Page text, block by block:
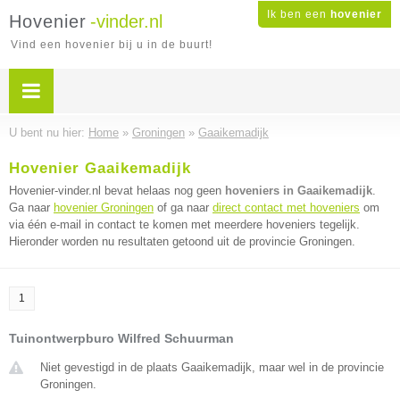
Ik ben een hovenier
Hovenier -vinder.nl
Vind een hovenier bij u in de buurt!
U bent nu hier: Home » Groningen » Gaaikemadijk
Hovenier Gaaikemadijk
Hovenier-vinder.nl bevat helaas nog geen hoveniers in Gaaikemadijk.
Ga naar hovenier Groningen of ga naar direct contact met hoveniers om
via één e-mail in contact te komen met meerdere hoveniers tegelijk.
Hieronder worden nu resultaten getoond uit de provincie Groningen.
1
Tuinontwerpburo Wilfred Schuurman
Niet gevestigd in de plaats Gaaikemadijk, maar wel in de provincie
Groningen.